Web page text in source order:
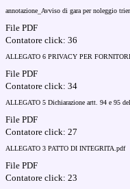
annotazione_Avviso di gara per noleggio
File PDF
Contatore click: 36
ALLEGATO 6 PRIVACY PER
File PDF
Contatore click: 34
ALLEGATO 5 Dichiarazione artt. 94 e 95
File PDF
Contatore click: 27
ALLEGATO 3 PATTO DI INTEGRITA.pdf
File PDF
Contatore click: 23